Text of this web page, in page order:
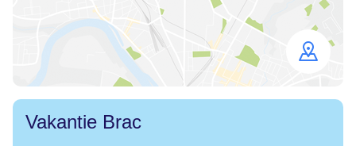
map
Vakantie Brac